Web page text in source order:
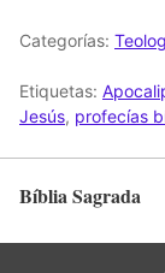
Categorías:
Etiquetas:
Jesús, profecías
Bíblia Sagrada